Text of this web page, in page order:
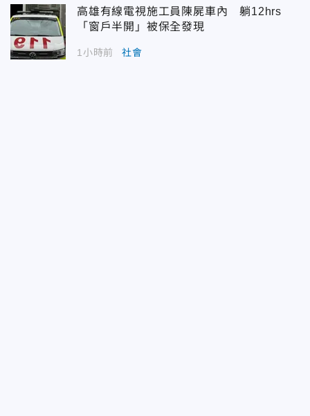
高雄有線電視施工員陳屍車內 躺12hrs
「窗戶半開」被保全發現
1小時前 社會